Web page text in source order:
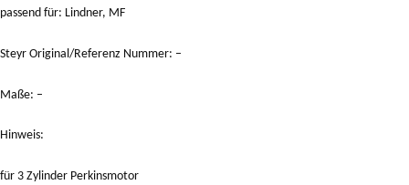
passend für: Lindner, MF
Steyr Original/Referenz Nummer: –
Maße: –
Hinweis:
für 3 Zylinder Perkinsmotor